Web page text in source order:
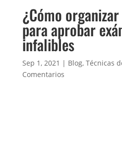
¿Cómo
para aprobar
infalibles
Sep 1, 2021 | Blog, Técnicas
Comentarios